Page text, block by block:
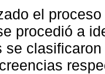
el
procedió a
se